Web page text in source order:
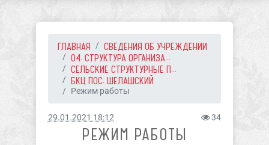
ГЛАВНАЯ
СВЕДЕНИЯ ОБ УЧРЕЖДЕНИИ
04. СТРУКТУРА ОРГАНИЗА...
СЕЛЬСКИЕ СТРУКТУРНЫЕ П...
БКЦ ПОС. ШЕЛАШСКИЙ
Режим работы
29.01.2021 18:12 34
РЕЖИМ РАБОТЫ